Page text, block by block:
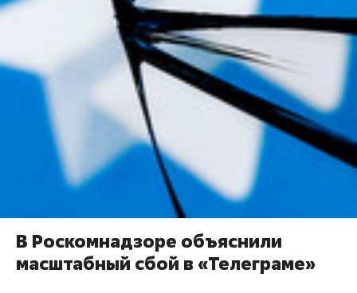
В Роскомнадзоре объяснили
масштабный сбой в «Телеграме»